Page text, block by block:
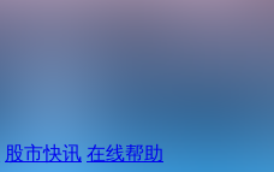
股市快讯 在线帮助